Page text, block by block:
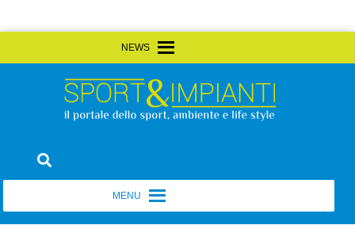
to
Sport&Impianti